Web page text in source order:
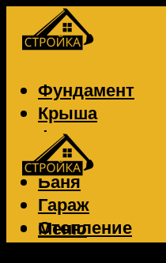
Фундамент
Крыша
Фасад
Забор
Баня
Гараж
Отопление
Вентиляция
Меню